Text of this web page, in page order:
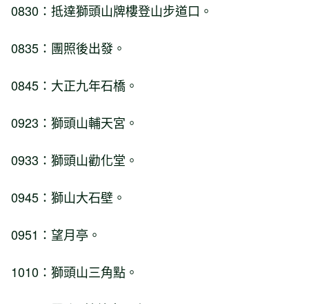
0830：抵達獅頭山牌樓登山步道口。
0835：團照後出發。
0845：大正九年石橋。
0923：獅頭山輔天宮。
0933：獅頭山勸化堂。
0945：獅山大石壁。
0951：望月亭。
1010：獅頭山三角點。